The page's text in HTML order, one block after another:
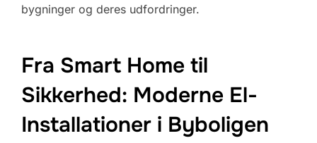
bygninger og deres udfordringer.
Fra Smart Home til
Sikkerhed: Moderne El-
Installationer i Byboligen